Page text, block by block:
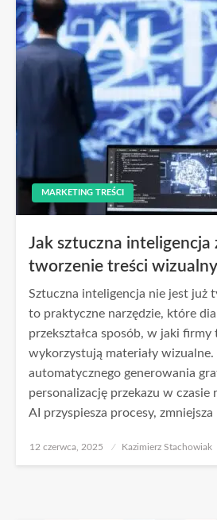
MARKETING TREŚCI
Jak sztuczna inteligencja
tworzenie treści
Sztuczna inteligencja nie jest już
to praktyczne narzędzie, które
przekształca sposób, w jaki firmy
wykorzystują materiały wizualne.
automatycznego generowania
personalizację przekazu w czasie
AI przyspiesza procesy,
Opublikowane
12 czerwca, 2025 Kazimierz Stachowiak